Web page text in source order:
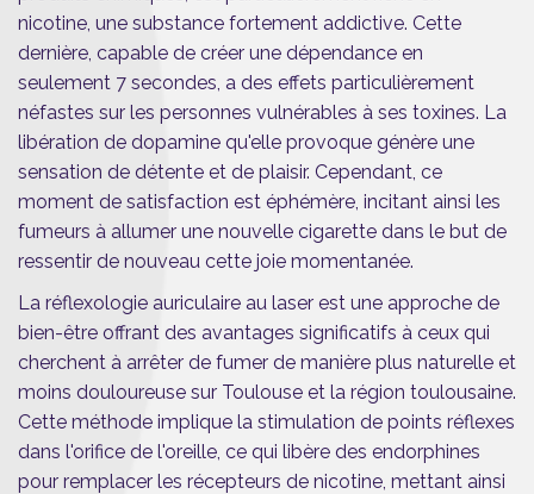
nicotine, une substance fortement addictive. Cette
dernière, capable de créer une dépendance en
seulement 7 secondes, a des effets particulièrement
néfastes sur les personnes vulnérables à ses toxines. La
libération de dopamine qu'elle provoque génère une
sensation de détente et de plaisir. Cependant, ce
moment de satisfaction est éphémère, incitant ainsi les
fumeurs à allumer une nouvelle cigarette dans le but de
ressentir de nouveau cette joie momentanée.
La réflexologie auriculaire au laser est une approche de
bien-être offrant des avantages significatifs à ceux qui
cherchent à arrêter de fumer de manière plus naturelle et
moins douloureuse sur Toulouse et la région toulousaine.
Cette méthode implique la stimulation de points réflexes
dans l'orifice de l'oreille, ce qui libère des endorphines
pour remplacer les récepteurs de nicotine, mettant ainsi